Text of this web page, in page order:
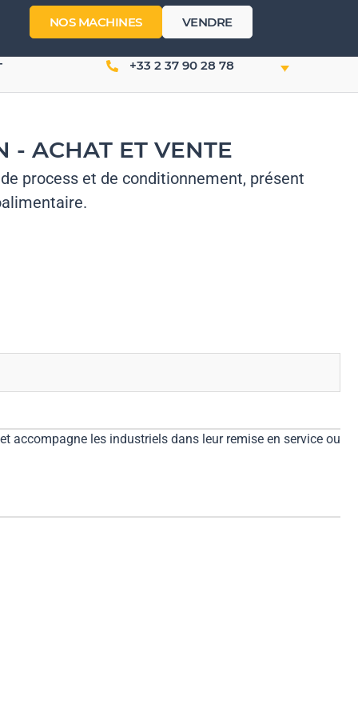
NOS MACHINES VENDRE
+33 2 37 90 28 78
- ACHAT ET VENTE
process et de conditionnement, présent
accompagne les industriels dans leur remise en service ou